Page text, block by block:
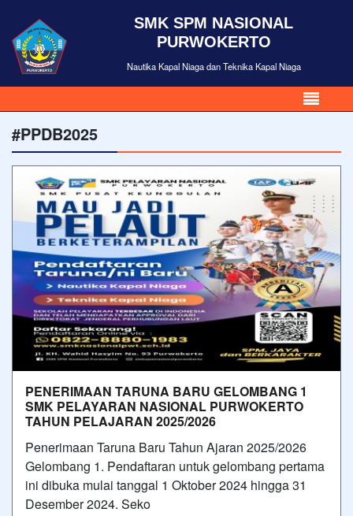
SMK SPM NASIONAL
PURWOKERTO
Nautika Kapal Niaga dan Teknika Kapal Niaga
#PPDB2025
PENERIMAAN TARUNA BARU GELOMBANG 1
SMK PELAYARAN NASIONAL PURWOKERTO
TAHUN PELAJARAN 2025/2026
Penerimaan Taruna Baru Tahun Ajaran 2025/2026
Gelombang 1. Pendaftaran untuk gelombang pertama
ini dibuka mulai tanggal 1 Oktober 2024 hingga 31
Desember 2024. Seko